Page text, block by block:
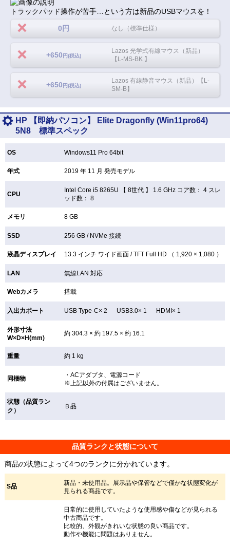
トラックパッド操作が苦手…という方は新品のUSBマウスを！
0円 なし（標準仕様）
+650 円(税込)
Lazos 光学式有線マウス（新品）
【L-MS-BK 】
+650 円(税込)
Lazos 有線静音マウス（新品）【L-
SM-B】
HP 【即納パソコン】 Elite Dragonfly (Win11pro64)
5N8 標準スペック
OS Windows11 Pro 64bit
年式 2019 年 11 月 発売モデル
CPU
Intel Core i5 8265U 【8世代 】 1.6 GHz コア数： 4 スレ
ッド数： 8
メモリ 8 GB
SSD 256 GB / NVMe 接続
液晶ディスプレイ 13.3 インチ ワイド画面 /TFT Full HD （ 1,920 × 1,080 ）
LAN 無線LAN対応
Webカメラ 搭載
入出力ポート USB Type-C× 2 USB3.0× 1 HDMI× 1
外形寸法
W×D×H(mm)
約 304.3 × 約 197.5 × 約 16.1
重量 約 1 kg
同梱物
・ACアダプタ、電源コード
※上記以外の付属はございません。
状態（品質ラン
ク）
Ｂ品
品質ランクと状態について
商品の状態によって4つのランクに分かれています。
S品
新品・未使用品。展示品や保管などで僅かな状態変化が
見られる商品です。
日常的に使用していたような使用感や傷などが見られる
中古商品です。
比較的、外観がきれいな状態の良い商品です。
動作や機能に問題はありません。